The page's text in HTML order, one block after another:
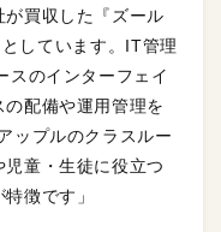
が買収した『ズール
しています。IT管理
スのインターフェイ
配備や運用管理を
ップルのクラスルー
童・生徒に役立つ
徴です」